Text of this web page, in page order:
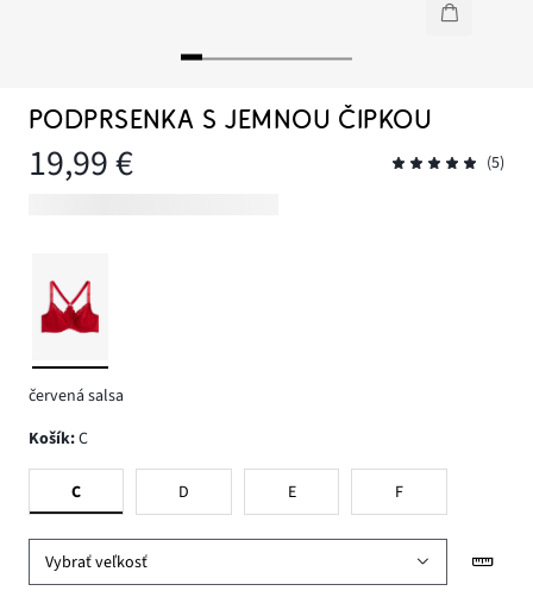
PODPRSENKA S JEMNOU ČIPKOU
19,99 € (5)
červená salsa
Košík:C
C D E F
Vybrať veľkosť